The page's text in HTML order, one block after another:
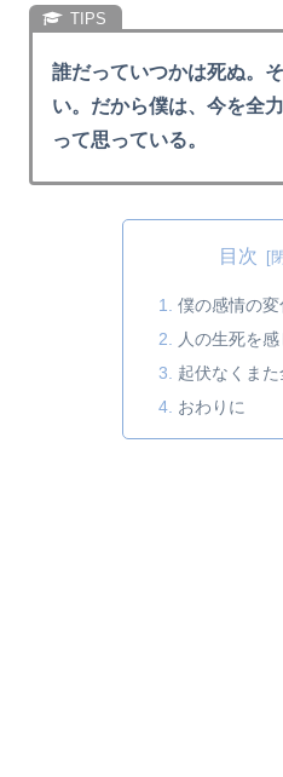
誰だっていつかは死ぬ。
い。だから僕は、今を全
って思っている。
目次
僕の感情の変
人の生死を
起伏なくま
おわりに